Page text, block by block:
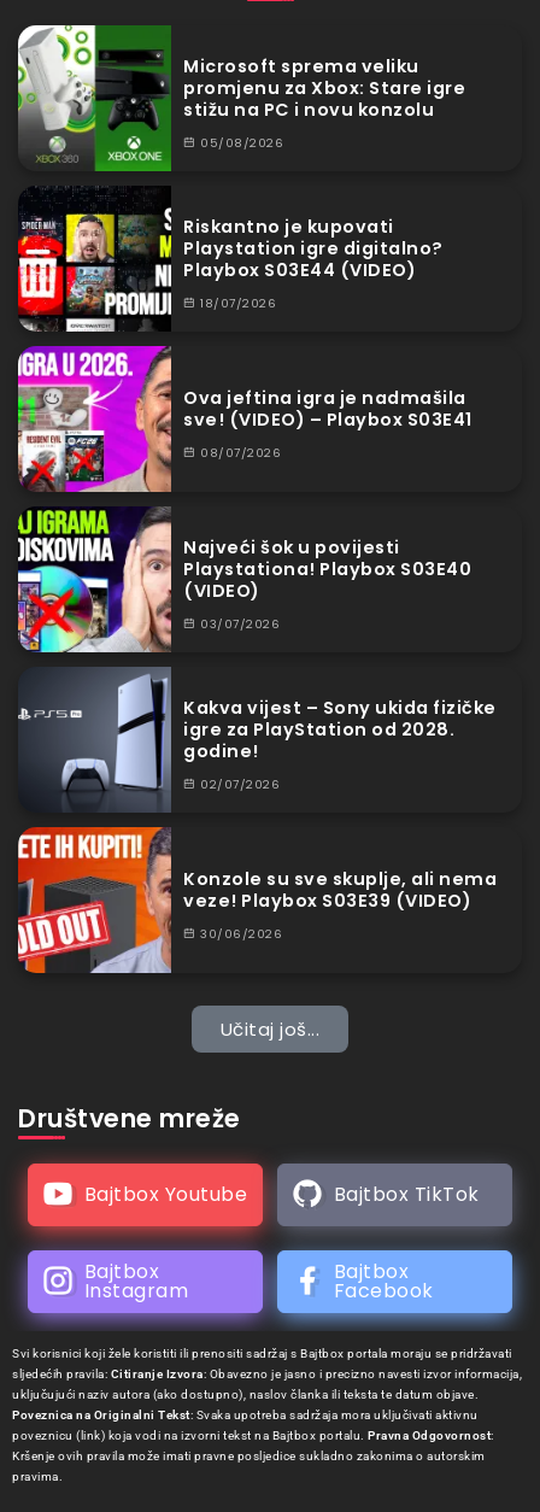
Microsoft sprema veliku
promjenu za Xbox: Stare igre
stižu na PC i novu konzolu
05/08/2026
Riskantno je kupovati
Playstation igre digitalno?
Playbox S03E44 (VIDEO)
18/07/2026
Ova jeftina igra je nadmašila
sve! (VIDEO) – Playbox S03E41
08/07/2026
Najveći šok u povijesti
Playstationa! Playbox S03E40
(VIDEO)
03/07/2026
Kakva vijest – Sony ukida fizičke
igre za PlayStation od 2028.
godine!
02/07/2026
Konzole su sve skuplje, ali nema
veze! Playbox S03E39 (VIDEO)
30/06/2026
Učitaj još...
Društvene mreže
Bajtbox Youtube Bajtbox TikTok
Bajtbox
Instagram
Bajtbox
Facebook
Svi korisnici koji žele koristiti ili prenositi sadržaj s Bajtbox portala moraju se pridržavati
sljedećih pravila: Citiranje Izvora: Obavezno je jasno i precizno navesti izvor informacija,
uključujući naziv autora (ako dostupno), naslov članka ili teksta te datum objave.
Poveznica na Originalni Tekst: Svaka upotreba sadržaja mora uključivati aktivnu
poveznicu (link) koja vodi na izvorni tekst na Bajtbox portalu. Pravna Odgovornost:
Kršenje ovih pravila može imati pravne posljedice sukladno zakonima o autorskim
pravima.